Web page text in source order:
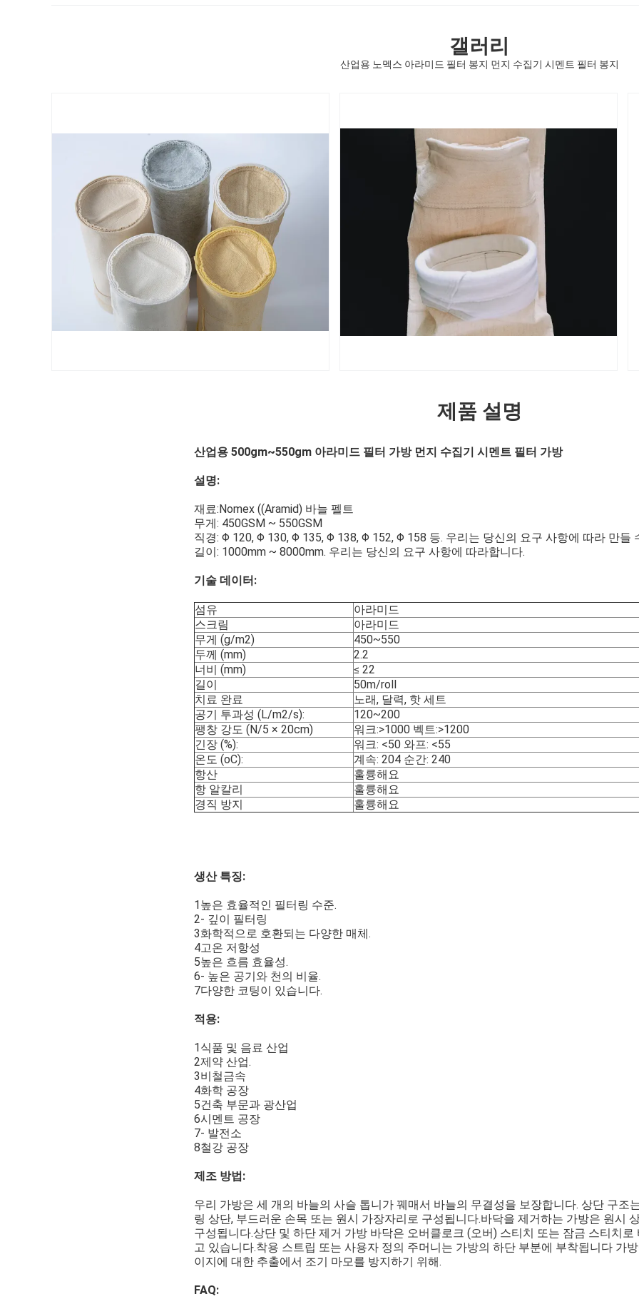
갤러리
산업용 노멕스 아라미드 필터 봉지 먼지 수집기 시멘트 필터 봉지
제품 설명
산업용 500gm~550gm 아라미드 필터 가방 먼지 수집기 시멘트 필터 가방
설명:
재료:Nomex ((Aramid) 바늘 펠트
무게: 450GSM ~ 550GSM
직경: Φ 120, Φ 130, Φ 135, Φ 138, Φ 152, Φ 158 등. 우리는 당신의 요구 사항에 따라 만들
길이: 1000mm ~ 8000mm. 우리는 당신의 요구 사항에 따라합니다.
기술 데이터:
섬유
아라미드
스크림
아라미드
무게 (g/m2)
450~550
두께 (mm)
2.2
너비 (mm)
≤ 22
길이
50m/roll
치료 완료
노래, 달력, 핫 세트
공기 투과성 (L/m2/s):
120~200
팽창 강도 (N/5 × 20cm)
워크:>1000 벡트:>1200
긴장 (%):
워크: <50 와프: <55
온도 (oC):
계속: 204 순간: 240
항산
훌륭해요
항 알칼리
훌륭해요
경직 방지
훌륭해요